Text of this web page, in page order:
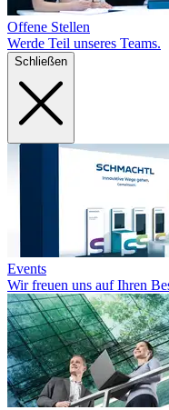
Offene Stellen
Werde Teil unseres Teams.
Schließen
Events
Wir freuen uns auf Ihren